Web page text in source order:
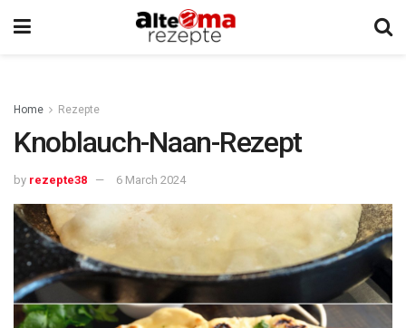
Home Rezepte
Knoblauch-Naan-Rezept
by rezepte38 6 March 2024